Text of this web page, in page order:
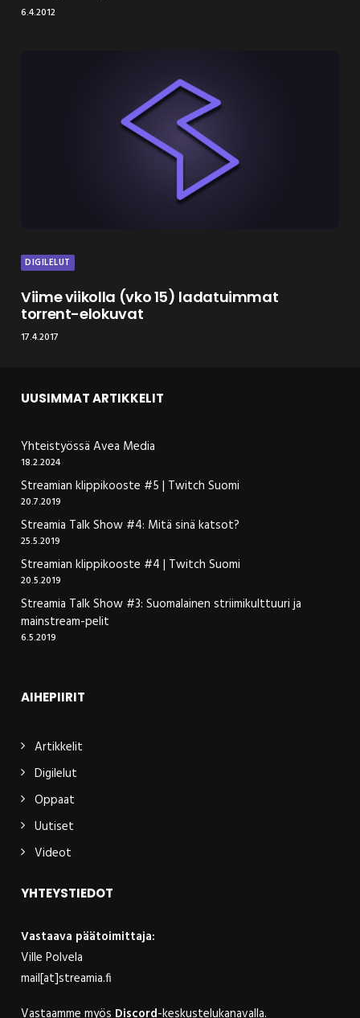
6.4.2012
DIGILELUT
Viime viikolla (vko 15) ladatuimmat
torrent-elokuvat
17.4.2017
UUSIMMAT ARTIKKELIT
Yhteistyössä Avea Media
18.2.2024
Streamian klippikooste #5 | Twitch Suomi
20.7.2019
Streamia Talk Show #4: Mitä sinä katsot?
25.5.2019
Streamian klippikooste #4 | Twitch Suomi
20.5.2019
Streamia Talk Show #3: Suomalainen striimikulttuuri ja
mainstream-pelit
6.5.2019
AIHEPIIRIT
Artikkelit
Digilelut
Oppaat
Uutiset
Videot
YHTEYSTIEDOT
Vastaava päätoimittaja:
Ville Polvela
mail[at]streamia.fi
Vastaamme myös Discord-keskustelukanavalla.